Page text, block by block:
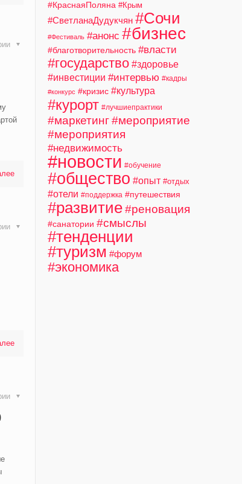
#КраснаяПоляна #Крым
#СветланаДудукчян #Сочи
#Фестиваль #анонс #бизнес
#благотворительность #власти
#государство #здоровье
#инвестиции #интервью #кадры
#конкурс #кризис #культура
#курорт #лучшиепрактики
#маркетинг #мероприятие
#мероприятия
#недвижимость
#новости #обучение
#общество #опыт #отдых
#отели #поддержка #путешествия
#развитие #реновация
#санатории #смыслы
#тенденции
#туризм #форум
#экономика